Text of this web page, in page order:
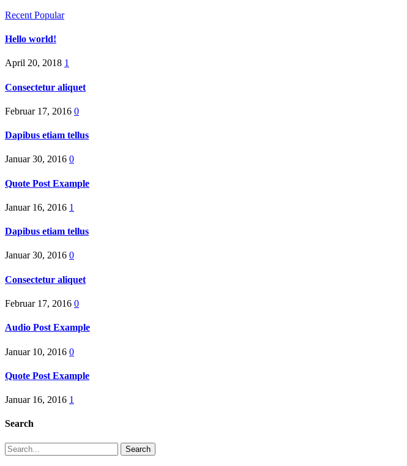
Recent Popular
Hello world!
April 20, 2018 1
Consectetur aliquet
Februar 17, 2016 0
Dapibus etiam tellus
Januar 30, 2016 0
Quote Post Example
Januar 16, 2016 1
Dapibus etiam tellus
Januar 30, 2016 0
Consectetur aliquet
Februar 17, 2016 0
Audio Post Example
Januar 10, 2016 0
Quote Post Example
Januar 16, 2016 1
Search
Search